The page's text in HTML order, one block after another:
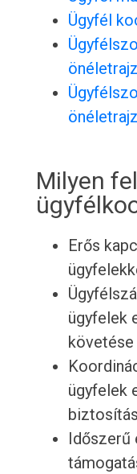
Ügyfél
Milyen
Erős
ügyfelek
követése
ügyfelek
Időszerű